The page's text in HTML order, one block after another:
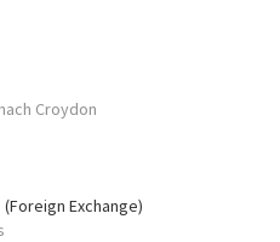
Croydon
(Foreign Exchange)